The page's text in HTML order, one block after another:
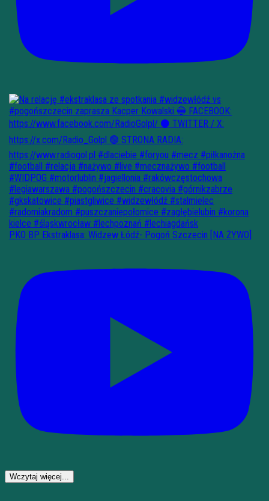
PKO BP Ekstraklasa: Widzew Łódź- Pogoń Szczecin [NA ŻYWO]
Wczytaj więcej...